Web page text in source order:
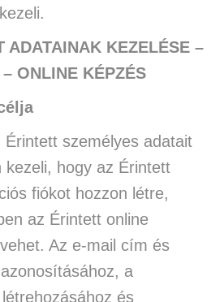
ADATAINAK KEZELÉSE –
ONLINE KÉPZÉS
Érintett személyes adatait
kezeli, hogy az Érintett
fiókot hozzon létre,
az Érintett online
Az e-mail cím és
a
és